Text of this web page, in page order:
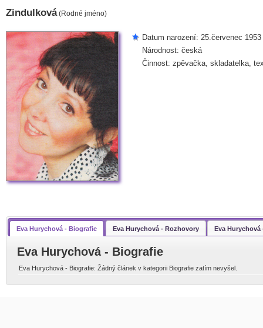
Zindulková (Rodné jméno)
Datum narození: 25.červenec
Národnost: česká
Činnost: zpěvačka, skladatelka,
Eva Hurychová - Biografie Eva Hurychová - Rozhovory Eva Hurychová
Eva Hurychová - Biografie
Eva Hurychová - Biografie: Žádný článek v kategorii Biografie zatím nevyšel.